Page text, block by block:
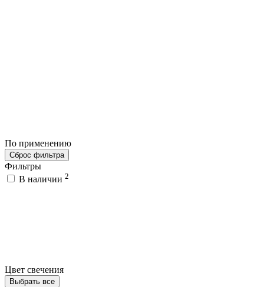
По применению
Сброс фильтра
Фильтры
В наличии 2
Цвет свечения
Выбрать все